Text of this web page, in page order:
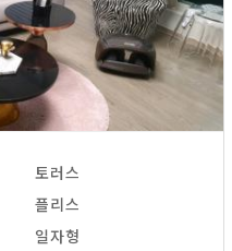
토러스
플리스
일자형